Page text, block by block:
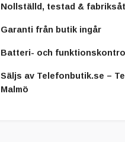
Nollställd, testad &
Garanti från butik ingår
Batteri- och
Säljs av Telefonbutik.se –
Malmö